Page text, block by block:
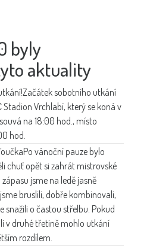
byly
aktuality
Začátek sobotního utkání
Stadion Vrchlabí, který se koná v
na 18:00 hod., místo
hod.
Po vánoční pauze bylo
chuť opět si zahrát mistrovské
jsme na ledě jasně
bruslili, dobře kombinovali,
snažili o častou střelbu. Pokud
v druhé třetině mohlo utkání
rozdílem.